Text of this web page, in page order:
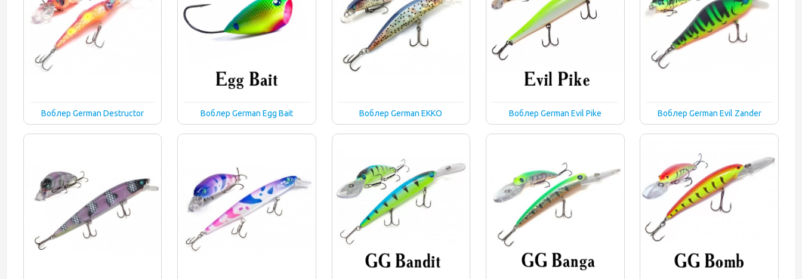
Воблер German Destructor Воблер German Egg Bait Воблер German EKKO Воблер German Evil Pike Воблер German Evil Zander